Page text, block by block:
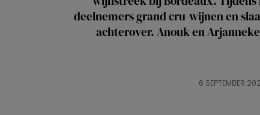
deelnemers grand cru-wijnen en
achterover. Anouk en
6 SEPTEMBER